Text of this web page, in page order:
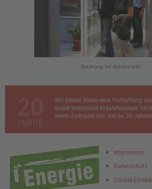
Beratung im Abholmarkt
Wir bieten Ihnen eine Vorhaltung
unser exklusives Ersatzteillager
einen Zeitraum von bis zu 20 Jahren.
Impressum
Datenschutz
Cookie-